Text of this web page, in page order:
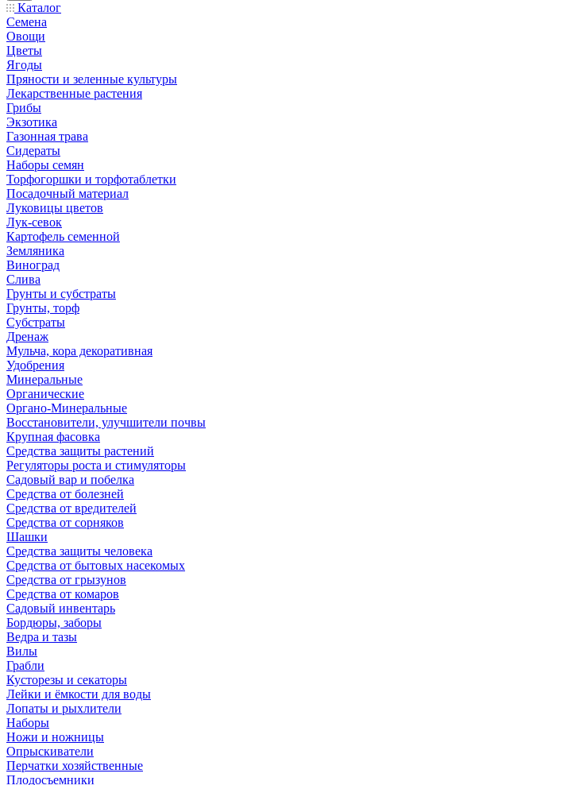
Каталог
Семена
Овощи
Цветы
Ягоды
Пряности и зеленные культуры
Лекарственные растения
Грибы
Экзотика
Газонная трава
Сидераты
Наборы семян
Торфогоршки и торфотаблетки
Посадочный материал
Луковицы цветов
Лук-севок
Картофель семенной
Земляника
Виноград
Слива
Грунты и субстраты
Грунты, торф
Субстраты
Дренаж
Мульча, кора декоративная
Удобрения
Минеральные
Органические
Органо-Минеральные
Восстановители, улучшители почвы
Крупная фасовка
Средства защиты растений
Регуляторы роста и стимуляторы
Садовый вар и побелка
Средства от болезней
Средства от вредителей
Средства от сорняков
Шашки
Средства защиты человека
Средства от бытовых насекомых
Средства от грызунов
Средства от комаров
Садовый инвентарь
Бордюры, заборы
Ведра и тазы
Вилы
Грабли
Кусторезы и секаторы
Лейки и ёмкости для воды
Лопаты и рыхлители
Наборы
Ножи и ножницы
Опрыскиватели
Перчатки хозяйственные
Плодосъемники